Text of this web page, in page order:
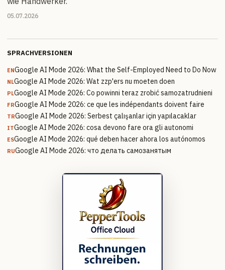
05.07.2026
SPRACHVERSIONEN
ENGoogle AI Mode 2026: What the Self-Employed Need to Do Now
NLGoogle AI Mode 2026: Wat zzp'ers nu moeten doen
PLGoogle AI Mode 2026: Co powinni teraz zrobić samozatrudnieni
FRGoogle AI Mode 2026: ce que les indépendants doivent faire
TRGoogle AI Mode 2026: Serbest çalışanlar için yapılacaklar
ITGoogle AI Mode 2026: cosa devono fare ora gli autonomi
ESGoogle AI Mode 2026: qué deben hacer ahora los autónomos
RUGoogle AI Mode 2026: что делать самозанятым